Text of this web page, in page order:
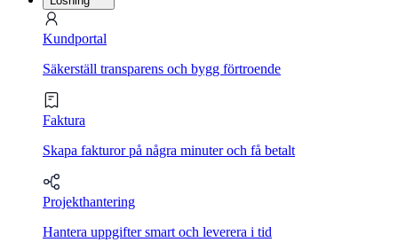
Kundportal
Säkerställ transparens och bygg förtroende
Faktura
Skapa fakturor på några minuter och få betalt
Projekthantering
Hantera uppgifter smart och leverera i tid